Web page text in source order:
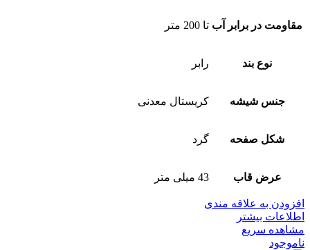
مقاومت در برابر آب تا 200 متر
نوع بند رابر
جنس شیشه کریستال معدنی
شکل صفحه گرد
عرض قاب 43 میلی متر
افزودن به علاقه مندی
اطلاعات بیشتر
مشاهده سریع
ناموجود